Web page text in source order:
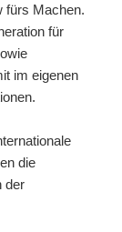
fürs Machen.
für
im eigenen
die
der